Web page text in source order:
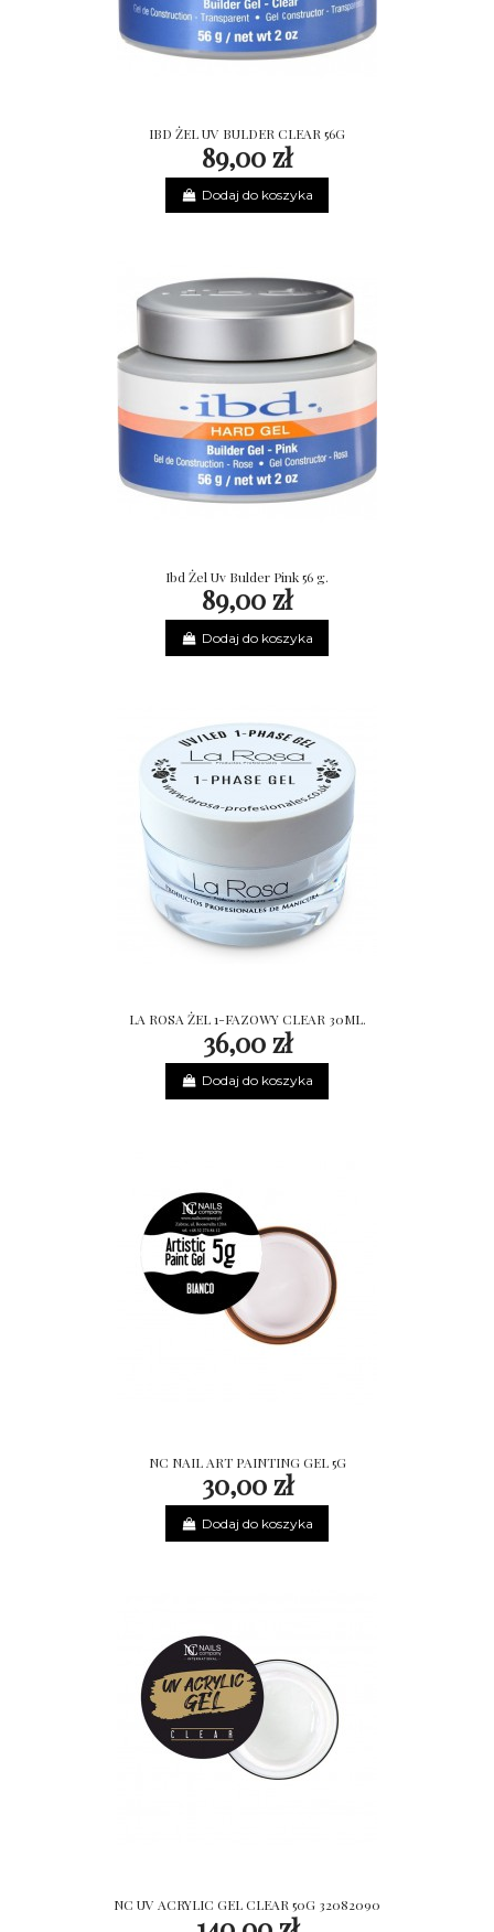
IBD ŻEL UV BULDER CLEAR 56G
89,00 zł
Dodaj do koszyka
Ibd Żel Uv Bulder Pink 56 g.
89,00 zł
Dodaj do koszyka
LA ROSA ŻEL 1-FAZOWY CLEAR 30ML.
36,00 zł
Dodaj do koszyka
NC NAIL ART PAINTING GEL 5G
30,00 zł
Dodaj do koszyka
NC UV ACRYLIC GEL CLEAR 50G 32082090